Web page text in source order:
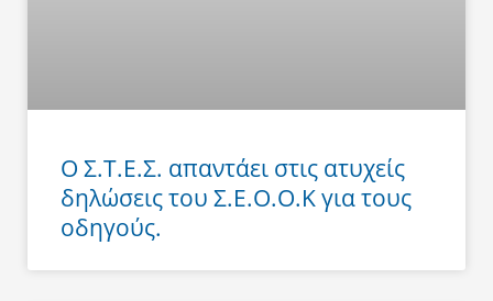
Ο Σ.Τ.Ε.Σ. απαντάει στις ατυχείς
δηλώσεις του Σ.Ε.Ο.Ο.Κ για τους
οδηγούς.